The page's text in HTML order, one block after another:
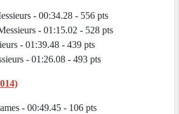
- 00:34.28 - 556 pts
- 01:15.02 - 528 pts
- 01:39.48 - 439 pts
- 01:26.08 - 493 pts
- 00:49.45 - 106 pts